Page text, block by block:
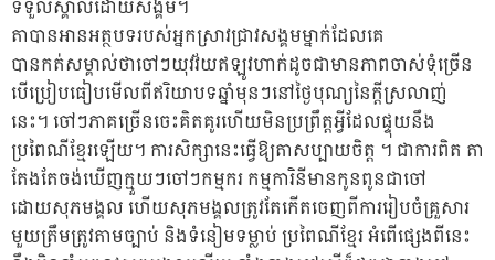
ទទួលស្គាល់ដោយសង្គម។
តាបានអានអត្ថបទរបស់អ្នកស្រាវជ្រាវសង្គមម្នាក់ដែលគេ
បានកត់សម្គាល់ថាចៅៗយុវវ័យឥឡូវហាក់ដូចជាមានភាពចាស់ទុំច្រើន
បើប្រៀបធៀបមើលពីឥរិយាបទឆ្នាំមុនៗនៅថ្ងៃបុណ្យនៃក្តីស្រលាញ់
នេះ។ ចៅៗភាគច្រើនចេះគិតគូរហើយមិនប្រព្រឹត្តអ្វីដែលផ្ទុយនឹង
ប្រពៃណីខ្មែរឡើយ។ ការសិក្សានេះធ្វើឱ្យតាសប្បាយចិត្ត ។ ជាការពិត តា
តែងតែចង់ឃើញក្មួយៗចៅៗកម្មករ កម្មការិនីមានកូនពូនជាចៅ
ដោយសុភមង្គល ហើយសុភមង្គលត្រូវតែកើតចេញពីការរៀបចំគ្រួសារ
មួយត្រឹមត្រូវតាមច្បាប់ និងទំនៀមទម្លាប់ ប្រពៃណីខ្មែរ អំពើផ្សេងពីនេះ